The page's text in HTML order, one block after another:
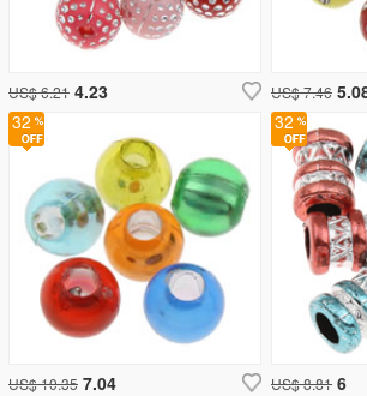
US$ 6.21 4.23 US$ 7.46
32
US$ 10.35 7.04
32
US$ 8.81 6